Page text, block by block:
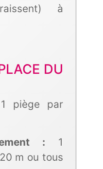
à
DU
1 piège par
: 1
m ou tous